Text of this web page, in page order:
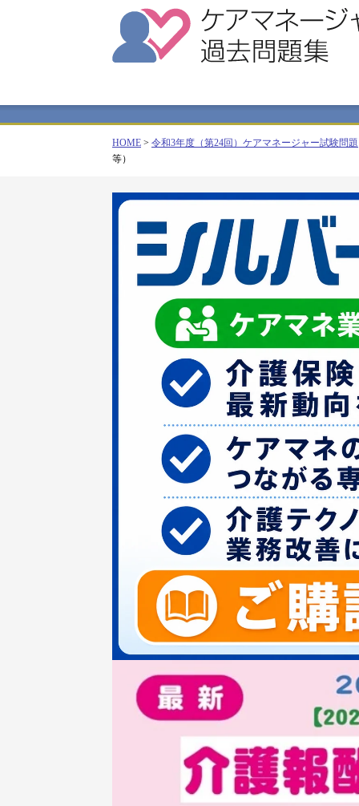
HOME > 令和3年度（第24回）ケアマネージャー試験問題
等）